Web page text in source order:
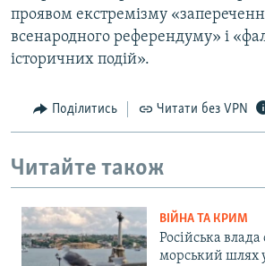
проявом екстремізму
всенародного референдуму» і
історичних подій».
Поділитись Читати без VPN
Читайте також
ВІЙНА ТА КРИМ
Російська
морський шлях